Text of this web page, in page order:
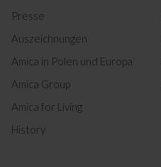
Presse
Auszeichnungen
Amica in Polen und Europa
Amica Group
Amica for Living
History